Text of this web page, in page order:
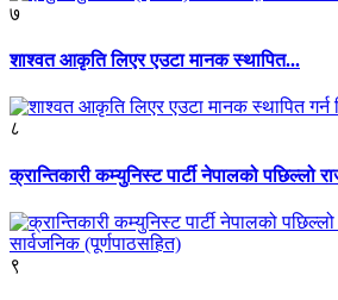
७
शाश्वत आकृति लिएर एउटा मानक स्थापित...
८
क्रान्तिकारी कम्युनिस्ट पार्टी नेपालको पछिल्लो
९